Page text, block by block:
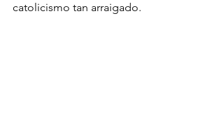
catolicismo tan arraigado.